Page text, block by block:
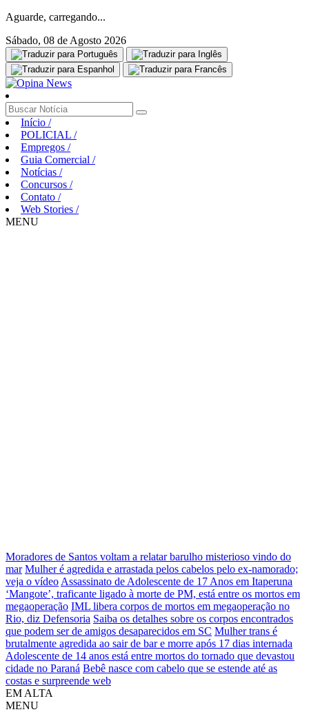
Aguarde, carregando...
Sábado, 08 de Agosto 2026
Início /
POLICIAL /
Empregos /
Guia Comercial /
Notícias /
Concursos /
Contato /
Web Stories /
MENU
Moradores de Santos voltam a relatar barulho misterioso vindo do
mar Mulher é agredida e arrastada pelos cabelos pelo ex-namorado;
veja o vídeo Assassinato de Adolescente de 17 Anos em Itaperuna
‘Mangote’, traficante ligado à morte de PM, está entre os mortos em
megaoperação IML libera corpos de mortos em megaoperação no
Rio, diz Defensoria Saiba os detalhes sobre os corpos encontrados
que podem ser de amigos desaparecidos em SC Mulher trans é
brutalmente agredida ao sair de bar e morre após 17 dias internada
Adolescente de 14 anos está entre mortos do tornado que devastou
cidade no Paraná Bebê nasce com cabelo que se estende até as
costas e surpreende web
EM ALTA
MENU